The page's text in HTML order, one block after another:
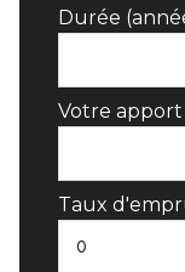
Durée
Votre
Taux